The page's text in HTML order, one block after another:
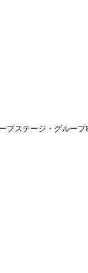
プステージ・グループ